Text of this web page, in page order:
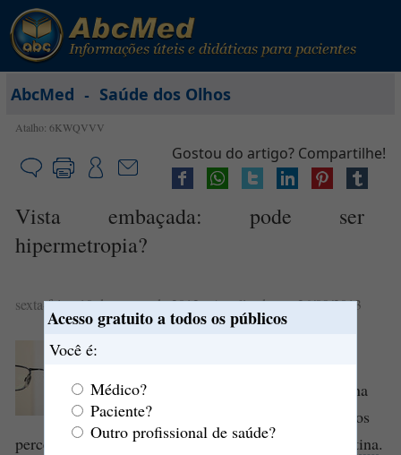
Acesso gratuito a todos os públicos
Você é:
Médico?
Paciente?
Outro profissional de saúde?
AbcMed - Saúde dos Olhos
Atalho: 6KWQVVV
Gostou do artigo? Compartilhe!
Vista embaçada: pode ser
hipermetropia?
sexta-feira, 10 de agosto de 2012- Atualizado em 26/09/2013
A
é uma alteração na
focalização das imagens dos objetos
percebidos, a qual passa a se formar para além da
retina.